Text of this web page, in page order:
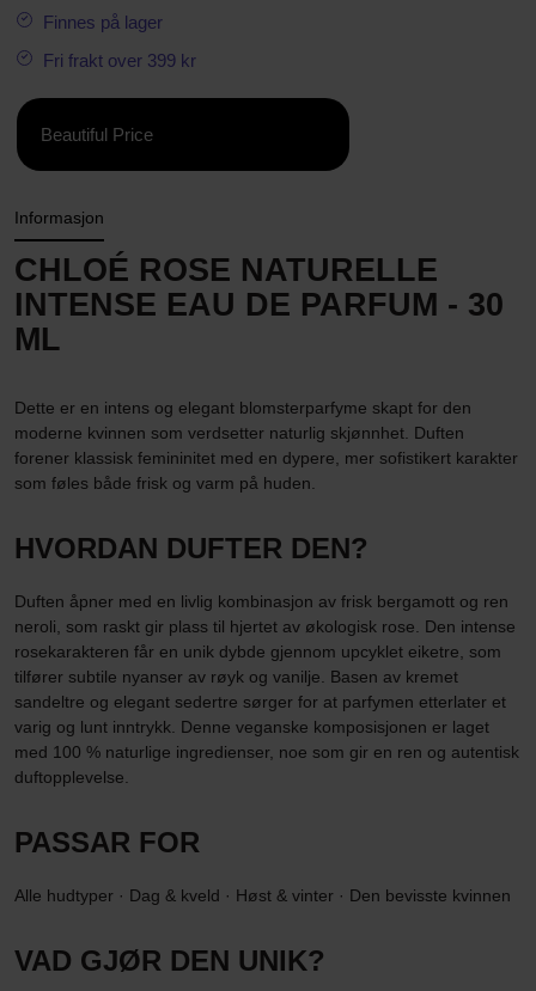
Finnes på lager
Fri frakt over 399 kr
Beautiful Price
Informasjon
CHLOÉ ROSE NATURELLE
INTENSE EAU DE PARFUM - 30
ML
Dette er en intens og elegant blomsterparfyme skapt for den
moderne kvinnen som verdsetter naturlig skjønnhet. Duften
forener klassisk femininitet med en dypere, mer sofistikert karakter
som føles både frisk og varm på huden.
HVORDAN DUFTER DEN?
Duften åpner med en livlig kombinasjon av frisk bergamott og ren
neroli, som raskt gir plass til hjertet av økologisk rose. Den intense
rosekarakteren får en unik dybde gjennom upcyklet eiketre, som
tilfører subtile nyanser av røyk og vanilje. Basen av kremet
sandeltre og elegant sedertre sørger for at parfymen etterlater et
varig og lunt inntrykk. Denne veganske komposisjonen er laget
med 100 % naturlige ingredienser, noe som gir en ren og autentisk
duftopplevelse.
PASSAR FOR
Alle hudtyper · Dag & kveld · Høst & vinter · Den bevisste kvinnen
VAD GJØR DEN UNIK?